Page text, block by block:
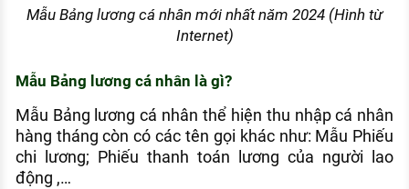
Mẫu Bảng lương cá nhân mới nhất năm 2024 (Hình từ
Internet)
Mẫu Bảng lương cá nhân là gì?
Mẫu Bảng lương cá nhân thể hiện thu nhập cá nhân
hàng tháng còn có các tên gọi khác như: Mẫu Phiếu
chi lương; Phiếu thanh toán lương của người lao
động ,…